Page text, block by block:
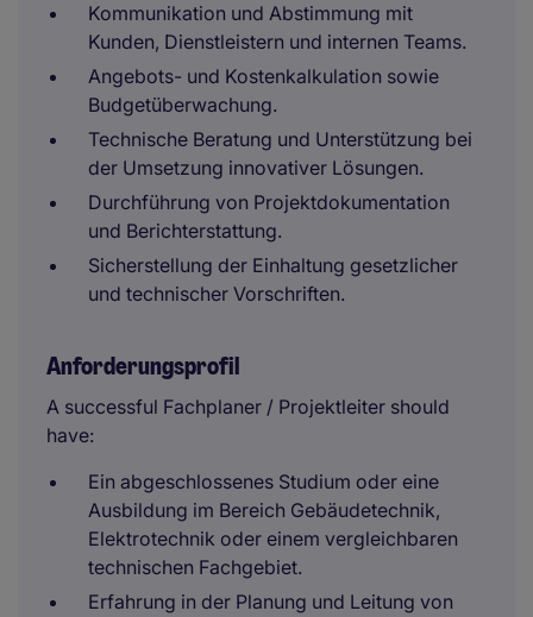
Kommunikation und Abstimmung mit
Kunden, Dienstleistern und internen Teams.
Angebots- und Kostenkalkulation sowie
Budgetüberwachung.
Technische Beratung und Unterstützung bei
der Umsetzung innovativer Lösungen.
Durchführung von Projektdokumentation
und Berichterstattung.
Sicherstellung der Einhaltung gesetzlicher
und technischer Vorschriften.
Anforderungsprofil
A successful Fachplaner / Projektleiter should
have:
Ein abgeschlossenes Studium oder eine
Ausbildung im Bereich Gebäudetechnik,
Elektrotechnik oder einem vergleichbaren
technischen Fachgebiet.
Erfahrung in der Planung und Leitung von